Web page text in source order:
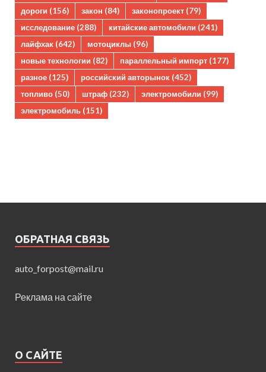
дороги (156) закон (84) законопроект (79)
исследование (288) китайские автомобили (241)
лайфхак (642) мотоциклы (96)
новые технологии (82) параллельный импорт (177)
разное (125) российский авторынок (452)
топливо (50) штраф (232) электромобили (99)
электромобиль (151)
ОБРАТНАЯ СВЯЗЬ
auto_forpost@mail.ru
Реклама на сайте
О САЙТЕ